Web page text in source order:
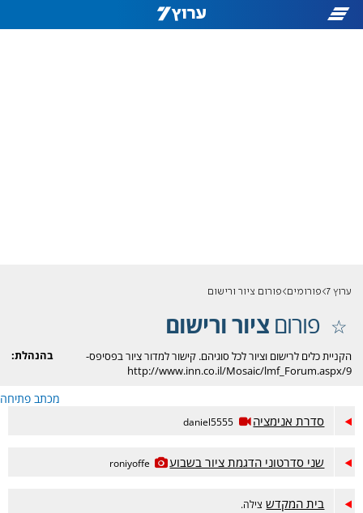
ערוץ 7 פורומים פורום ציור ורישום
פורוםציור ורישום
בהנהלת:
הקניית כלים לרישום וציור לכל סוגיהם. קישור למדור ציור בפסיפס-
http://www.inn.co.il/Mosaic/lmf_Forum.aspx/9
מכתב פתיחה
סדרת אנימציה daniel5555
שני סדרטוני הדגמת ציור בשבוע roniyoffe
בית המקדש צילה.